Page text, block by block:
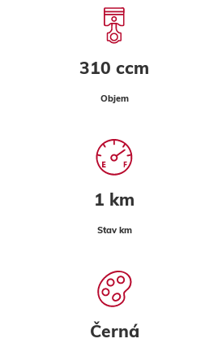
310 ccm
Objem
1 km
Stav km
Černá